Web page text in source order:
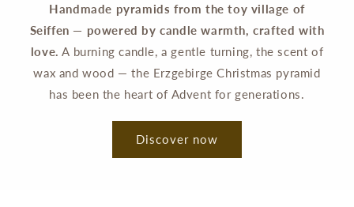
Handmade pyramids from the toy village of
Seiffen — powered by candle warmth, crafted with
love. A burning candle, a gentle turning, the scent of
wax and wood — the Erzgebirge Christmas pyramid
has been the heart of Advent for generations.
Discover now